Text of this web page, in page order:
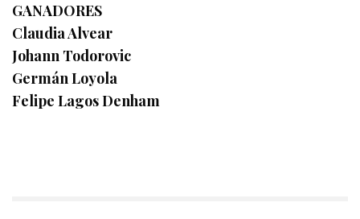
GANADORES
Claudia Alvear
Johann Todorovic
Germán Loyola
Felipe Lagos Denham